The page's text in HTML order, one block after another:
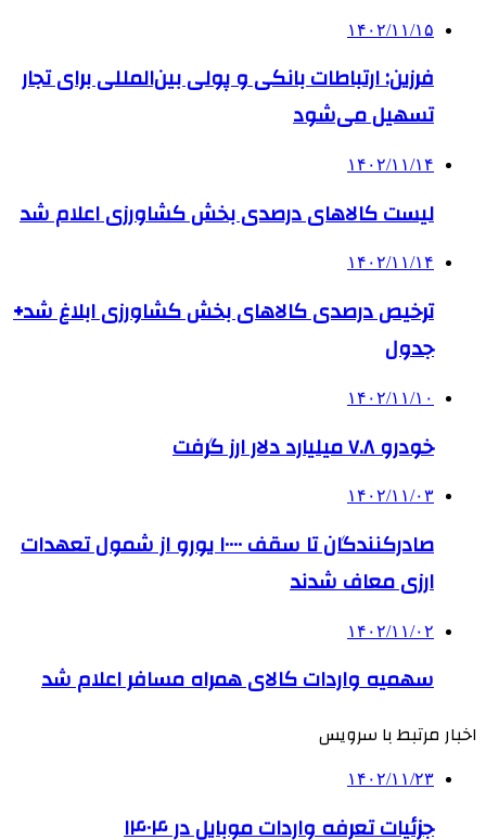
۱۴۰۲/۱۱/۱۵
فرزین: ارتباطات بانکی و پولی بین‌المللی برای تجار
تسهیل می‌شود
۱۴۰۲/۱۱/۱۴
لیست کالاهای درصدی بخش کشاورزی اعلام شد
۱۴۰۲/۱۱/۱۴
ترخیص درصدی کالاهای بخش کشاورزی ابلاغ شد+
جدول
۱۴۰۲/۱۱/۱۰
خودرو ۷.۸ میلیارد دلار ارز گرفت
۱۴۰۲/۱۱/۰۳
صادرکنندگان تا سقف ۱۰۰۰۰ یورو از شمول تعهدات
ارزی معاف شدند
۱۴۰۲/۱۱/۰۲
سهمیه واردات کالای همراه مسافر اعلام شد
اخبار مرتبط با سرویس
۱۴۰۲/۱۱/۲۳
جزئیات تعرفه واردات موبایل در ۱۴۰۴